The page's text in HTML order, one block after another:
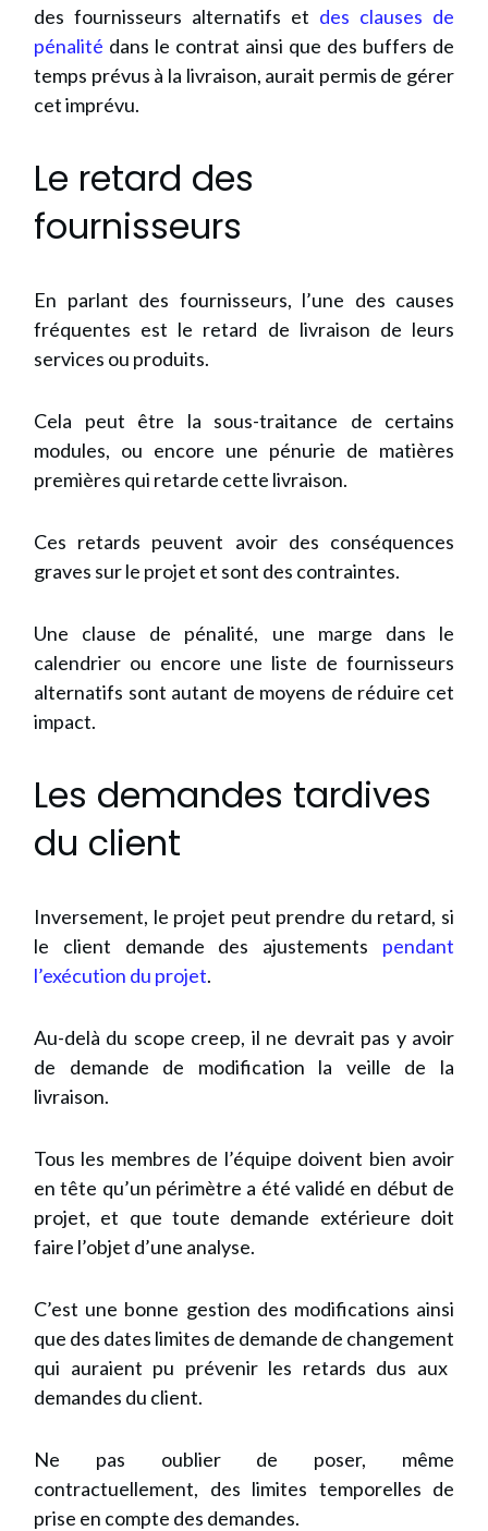
des fournisseurs alternatifs et des clauses de
pénalité dans le contrat ainsi que des buffers de
temps prévus à la livraison, aurait permis de gérer
cet imprévu.
Le retard des
fournisseurs
En parlant des fournisseurs, l’une des causes
fréquentes est le retard de livraison de leurs
services ou produits.
Cela peut être la sous-traitance de certains
modules, ou encore une pénurie de matières
premières qui retarde cette livraison.
Ces retards peuvent avoir des conséquences
graves sur le projet et sont des contraintes.
Une clause de pénalité, une marge dans le
calendrier ou encore une liste de fournisseurs
alternatifs sont autant de moyens de réduire cet
impact.
Les demandes tardives
du client
Inversement, le projet peut prendre du retard, si
le client demande des ajustements pendant
l’exécution du projet.
Au-delà du scope creep, il ne devrait pas y avoir
de demande de modification la veille de la
livraison.
Tous les membres de l’équipe doivent bien avoir
en tête qu’un périmètre a été validé en début de
projet, et que toute demande extérieure doit
faire l’objet d’une analyse.
C’est une bonne gestion des modifications ainsi
que des dates limites de demande de changement
qui auraient pu prévenir les retards dus aux
demandes du client.
Ne pas oublier de poser, même
contractuellement, des limites temporelles de
prise en compte des demandes.